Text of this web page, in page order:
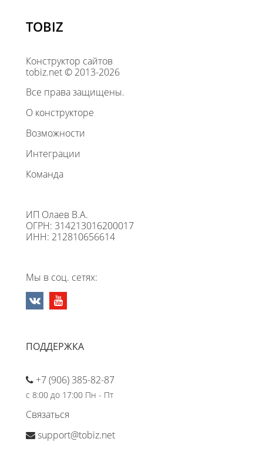
TOBIZ
Конструктор сайтов
tobiz.net © 2013-2026
Все права защищены.
О конструкторе
Возможности
Интеграции
Команда
ИП Олаев В.А.
ОГРН: 314213016200017
ИНН: 212810656614
Мы в соц. сетях:
ПОДДЕРЖКА
+7 (906) 385-82-87
с 8:00 до 17:00 Пн - Пт
Связаться
support@tobiz.net